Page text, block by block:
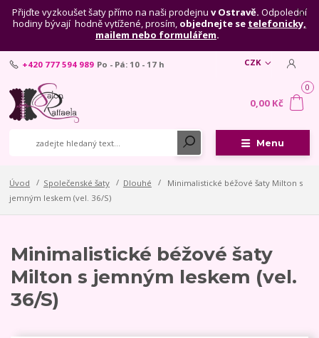
Přijďte vyzkoušet šaty přímo na naši prodejnu v Ostravě. Odpolední
hodiny bývají hodně vytížené, prosím, objednejte se telefonicky,
mailem nebo formulářem.
Menu
CZK
+420 777 594 989 Po - Pá: 10 - 17 h
0
0,00 Kč
Úvod Společenské šaty Dlouhé
Minimalistické béžové šaty Milton s
jemným leskem (vel. 36/S)
Minimalistické béžové šaty
Milton s jemným leskem (vel.
36/S)